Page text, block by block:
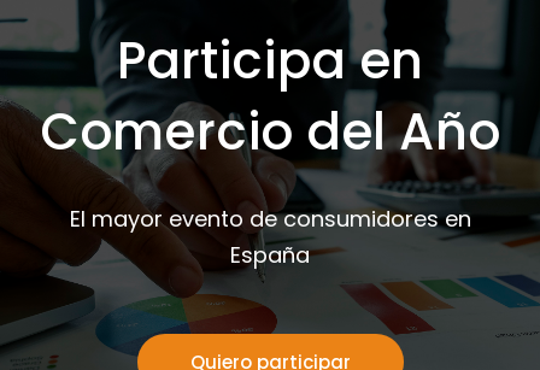
Participa en
Comercio del Año
El mayor evento de consumidores en
España
Quiero participar